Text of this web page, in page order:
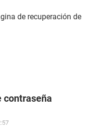
de recuperación de
contraseña